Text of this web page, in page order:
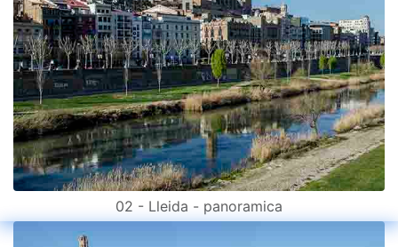
02 - Lleida - panoramica